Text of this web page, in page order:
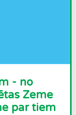
- no
Zeme
par tiem